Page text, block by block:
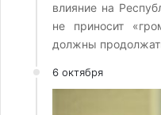
влияние на
не приносит
должны
6 октября